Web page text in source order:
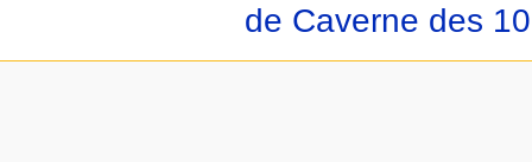
de Caverne des